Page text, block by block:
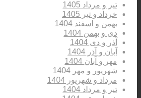
تیر و مرداد 1405
خرداد و تیر 1405
بهمن و اسفند 1404
دی و بهمن 1404
آذر و دی 1404
آبان و آذر 1404
مهر و آبان 1404
شهریور و مهر 1404
مرداد و شهریور 1404
تیر و مرداد 1404